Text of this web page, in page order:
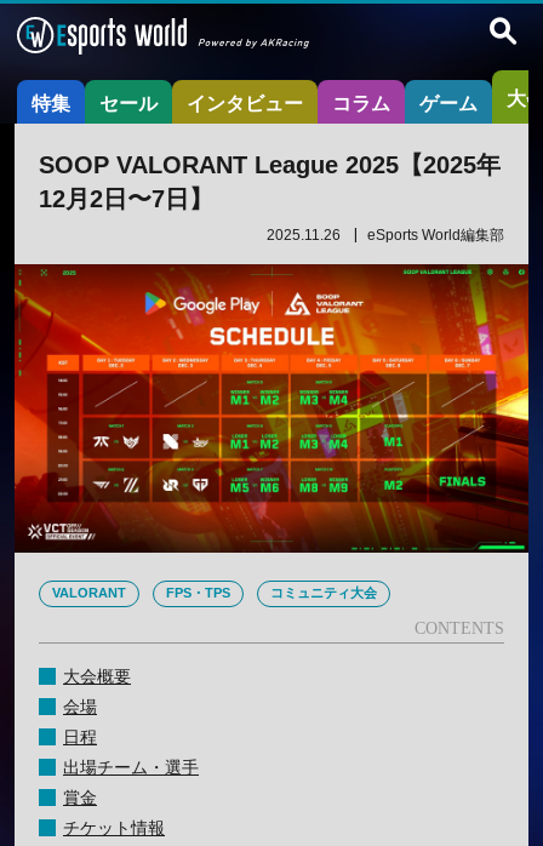
特集 セール インタビュー コラム ゲーム 大
SOOP VALORANT League 2025【2025年
12月2日〜7日】
2025.11.26 eSports World編集部
VALORANT FPS・TPS コミュニティ大会
大会概要
会場
日程
出場チーム・選手
賞金
チケット情報